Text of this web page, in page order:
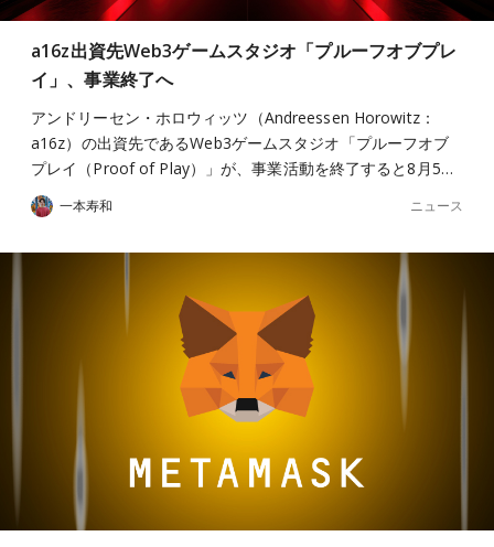
a16z出資先Web3ゲームスタジオ「プルーフオブプレ
イ」、事業終了へ
アンドリーセン・ホロウィッツ（Andreessen Horowitz：
a16z）の出資先であるWeb3ゲームスタジオ「プルーフオブ
プレイ（Proof of Play）」が、事業活動を終了すると8月5…
一本寿和 ニュース